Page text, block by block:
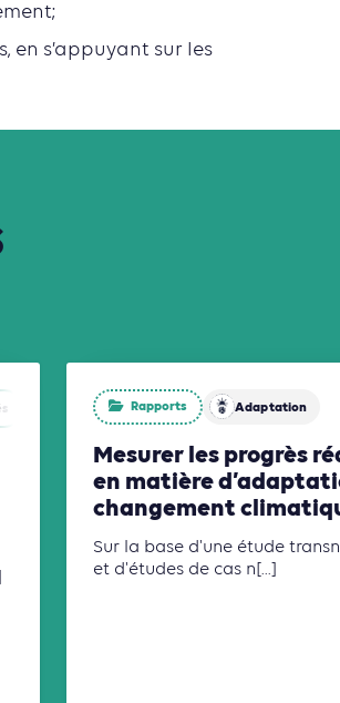
en s’appuyant sur les
Rapports Adaptation
Mesurer les progrès
en matière
changement
Sur la base d'une étude
et d'études de cas n[...]